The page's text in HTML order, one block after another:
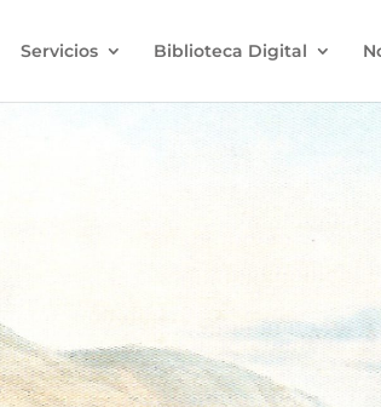
Servicios Biblioteca Digital